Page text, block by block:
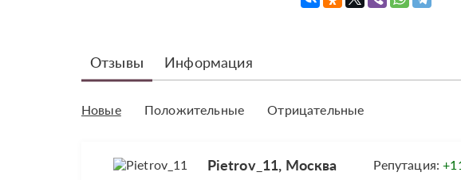
Отзывы Информация
Новые Положительные Отрицательные
Pietrov_11, Москва Репутация: